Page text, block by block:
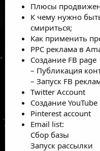
Плюсы
К чему нужно
смириться;
Как применить
PPC реклама в
Создание FB page
– Публикация
– Запуск FB
Twitter Account
Создание
Pinterest account
Email list:
Сбор базы
Запуск рассылки